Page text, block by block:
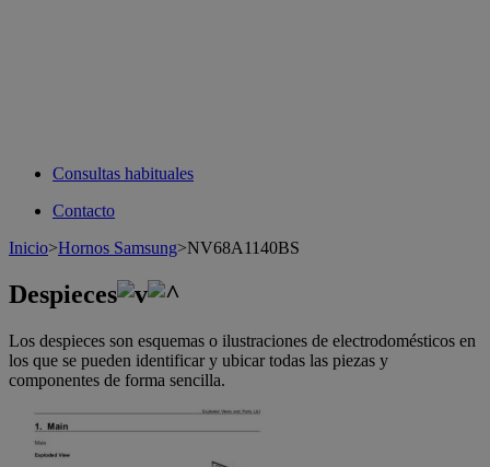
Consultas habituales
Contacto
Inicio>Hornos Samsung>NV68A1140BS
Despieces
Los despieces son esquemas o ilustraciones de electrodomésticos en
los que se pueden identificar y ubicar todas las piezas y
componentes de forma sencilla.